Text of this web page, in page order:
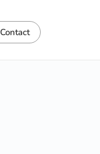
Contact